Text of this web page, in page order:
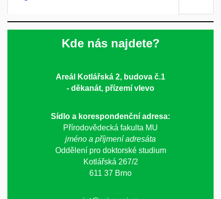
Kde nás najdete?
Areál Kotlářská 2, budova č.1
- děkanát, přízemí vlevo
Sídlo a korespondenční adresa:
Přírodovědecká fakulta MU
jméno a příjmení adresáta
Oddělení pro doktorské studium
Kotlářská 267/2
611 37 Brno